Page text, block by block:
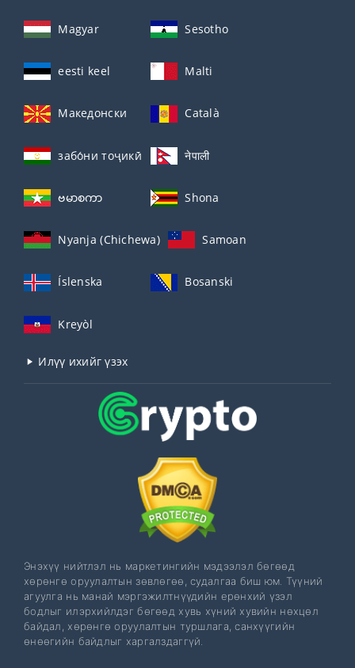
Magyar Sesotho
eesti keel Malti
Македонски Català
забо́ни тоҷикӣ́ नेपाली
ဗမာစကာ Shona
Nyanja (Chichewa) Samoan
Íslenska Bosanski
Kreyòl
Илүү ихийг үзэх
Энэхүү нийтлэл нь маркетингийн мэдээлэл бөгөөд
хөрөнгө оруулалтын зөвлөгөө, судалгаа биш юм. Түүний
агуулга нь манай мэргэжилтнүүдийн ерөнхий үзэл
бодлыг илэрхийлдэг бөгөөд хувь хүний ​​​​хувийн нөхцөл
байдал, хөрөнгө оруулалтын туршлага, санхүүгийн
өнөөгийн байдлыг харгалздаггүй.